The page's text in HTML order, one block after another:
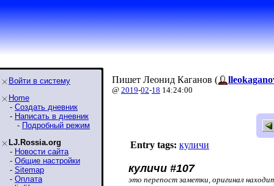
Войти в систему
Home
- Создать дневник
- Написать в дневник
- Подробный режим
LJ.Rossia.org
- Новости сайта
- Общие настройки
- Sitemap
- Оплата
Пишет Леонид Каганов (
@ 2019-02-18 14:24:00
Entry tags: куличи
куличи #107
это перепост заметки, оригинал